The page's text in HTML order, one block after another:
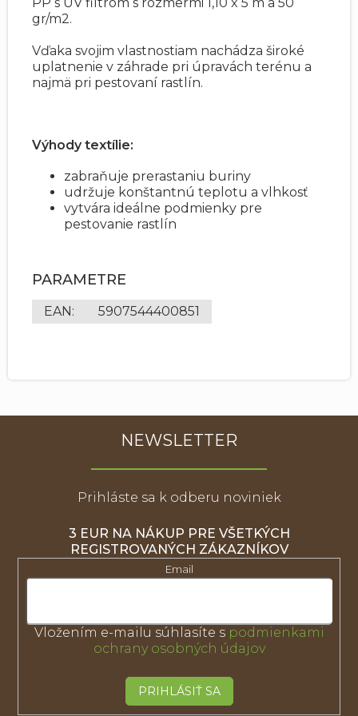
gr/m2.
Vďaka svojim vlastnostiam nachádza široké
uplatnenie v záhrade pri úpravách terénu a
najmä pri pestovaní rastlín.
Výhody textílie:
zabraňuje prerastaniu buriny
udržuje konštantnú teplotu a vlhkosť
vytvára ideálne podmienky pre
pestovanie rastlín
PARAMETRE
EAN: 5907544400851
NEWSLETTER
Prihláste sa k odberu noviniek
3 EUR NA NÁKUP PRE VŠETKÝCH
REGISTROVANÝCH ZÁKAZNÍKOV
Email
Vložením e-mailu súhlasíte s podmienkami
ochrany osobných údajov
PRIHLÁSIŤ SA